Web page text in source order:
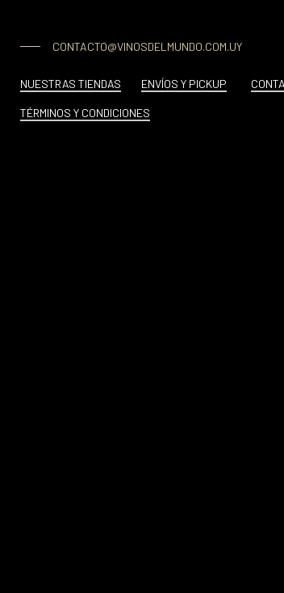
CONTACTO@VINOSDELMUNDO.COM.UY
NUESTRAS TIENDAS ENVÍOS Y PICKUP
TÉRMINOS Y CONDICIONES